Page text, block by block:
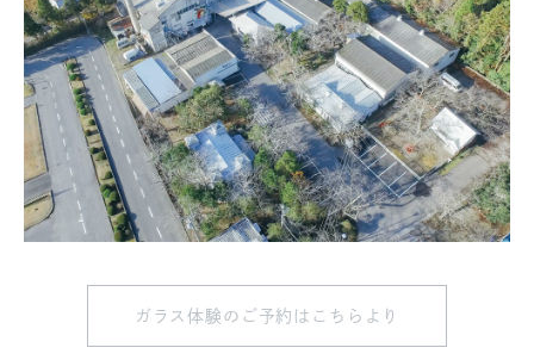
ガラス体験のご予約はこちらより